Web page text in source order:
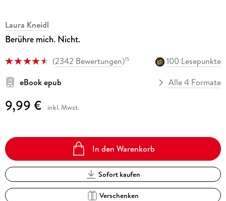
Laura Kneidl
Berühre mich. Nicht.
(2342 Bewertungen)15
100 Lesepunkte
eBook epub
Alle 4 Formate
9,99 € inkl. Mwst.
In den Warenkorb
Sofort kaufen
Verschenken